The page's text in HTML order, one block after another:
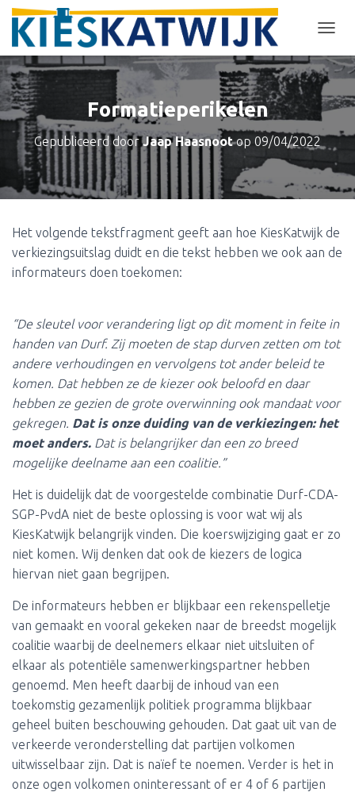
O
G
G
L
A
G
I
E
Formatieperikelen
Gepubliceerd doorJaap Haasnootop 09/04/2022
Het volgende tekstfragment geeft aan hoe KiesKatwijk de
verkiezingsuitslag duidt en die tekst hebben we ook aan de
informateurs doen toekomen:
“De sleutel voor verandering ligt op dit moment in feite in
handen van Durf. Zij moeten de stap durven zetten om tot
andere verhoudingen en vervolgens tot ander beleid te
komen. Dat hebben ze de kiezer ook beloofd en daar
hebben ze gezien de grote overwinning ook mandaat voor
gekregen. Dat is onze duiding van de verkiezingen: het
moet anders. Dat is belangrijker dan een zo breed
mogelijke deelname aan een coalitie.”
Het is duidelijk dat de voorgestelde combinatie Durf-CDA-
SGP-PvdA niet de beste oplossing is voor wat wij als
KiesKatwijk belangrijk vinden. Die koerswijziging gaat er zo
niet komen. Wij denken dat ook de kiezers de logica
hiervan niet gaan begrijpen.
De informateurs hebben er blijkbaar een rekenspelletje
van gemaakt en vooral gekeken naar de breedst mogelijk
coalitie waarbij de deelnemers elkaar niet uitsluiten of
elkaar als potentiële samenwerkingspartner hebben
genoemd. Men heeft daarbij de inhoud van een
toekomstig gezamenlijk politiek programma blijkbaar
geheel buiten beschouwing gehouden. Dat gaat uit van de
verkeerde veronderstelling dat partijen volkomen
uitwisselbaar zijn. Dat is naïef te noemen. Verder is het in
onze ogen volkomen oninteressant of er 4 of 6 partijen